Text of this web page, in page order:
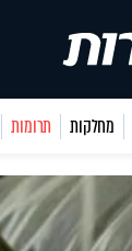
מחלקות תרומות